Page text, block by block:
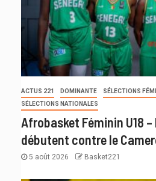
ACTUS 221 DOMINANTE
SÉLECTIONS
SÉLECTIONS NATIONALES
Afrobasket Féminin U18
débutent contre le
5 août 2026 Basket221